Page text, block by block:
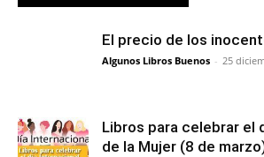
El precio de los
Algunos Libros Buenos - 25
Libros para celebrar el
de la Mujer (8 de